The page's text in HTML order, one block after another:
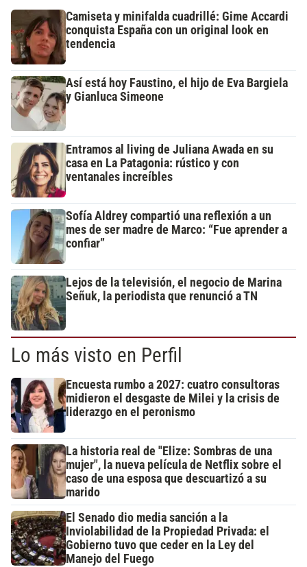
Camiseta y minifalda cuadrillé: Gime Accardi
conquista España con un original look en
tendencia
Así está hoy Faustino, el hijo de Eva Bargiela
y Gianluca Simeone
Entramos al living de Juliana Awada en su
casa en La Patagonia: rústico y con
ventanales increíbles
Sofía Aldrey compartió una reflexión a un
mes de ser madre de Marco: “Fue aprender a
confiar”
Lejos de la televisión, el negocio de Marina
Señuk, la periodista que renunció a TN
Lo más visto en Perfil
Encuesta rumbo a 2027: cuatro consultoras
midieron el desgaste de Milei y la crisis de
liderazgo en el peronismo
La historia real de "Elize: Sombras de una
mujer", la nueva película de Netflix sobre el
caso de una esposa que descuartizó a su
marido
El Senado dio media sanción a la
Inviolabilidad de la Propiedad Privada: el
Gobierno tuvo que ceder en la Ley del
Manejo del Fuego